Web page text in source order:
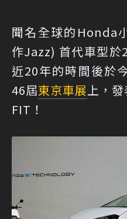
聞名全球的Honda
作Jazz) 首代車型於
近20年的時間後於
46屆東京車展上，
FIT！